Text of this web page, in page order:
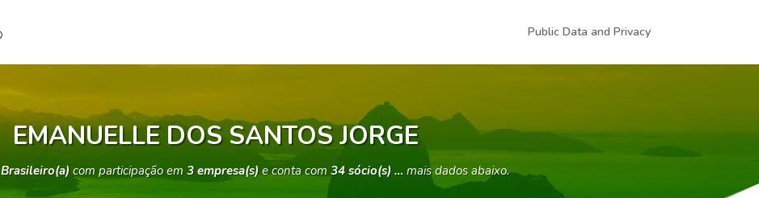
Public Data and Privacy
EMANUELLE DOS SANTOS JORGE
Brasileiro(a) com participação em 3 empresa(s)e conta com 34 sócio(s) … mais dados abaixo.